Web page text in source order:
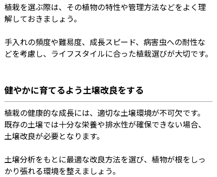
植栽を選ぶ際は、その植物の特性や管理方法などをよく理
解しておきましょう。
手入れの頻度や難易度、成長スピード、病害虫への耐性な
どを考慮し、ライフスタイルに合った植栽選びが大切です。
健やかに育てるよう土壌改良をする
植栽の健康的な成長には、適切な土壌環境が不可欠です。
既存の土壌では十分な栄養や排水性が確保できない場合、
土壌改良が必要となります。
土壌分析をもとに最適な改良方法を選び、植物が根をしっ
かり張れる環境を整えましょう。